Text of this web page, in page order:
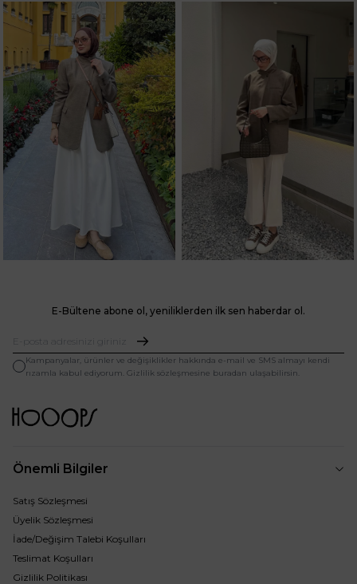
E-Bültene abone ol, yeniliklerden ilk sen haberdar ol.
Kampanyalar, ürünler ve değişiklikler hakkında e-mail ve SMS almayı kendi
rızamla kabul ediyorum. Gizlilik sözleşmesine buradan ulaşabilirsin.
Önemli Bilgiler
Satış Sözleşmesi
Üyelik Sözleşmesi
İade/Değişim Talebi Koşulları
Teslimat Koşulları
Gizlilik Politikası